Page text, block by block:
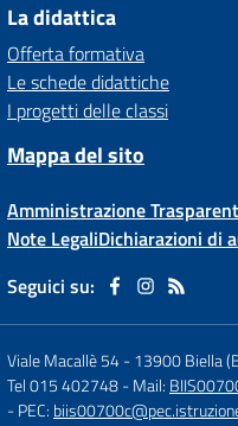
La didattica
Offerta formativa
Le schede didattiche
I progetti delle classi
Mappa del sito
Amministrazione
Note LegaliDichiarazioni di
Seguici su:
Viale Macallè 54-13900 Biella
Tel 015 402748- Mail:
- PEC: